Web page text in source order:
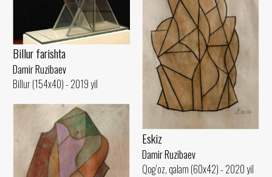
Billur farishta
Damir Ruzibaev
Billur (154x40) - 2019 yil
Eskiz
Damir Ruzibaev
Qog‘oz, qalam (60x42) - 2020 yil